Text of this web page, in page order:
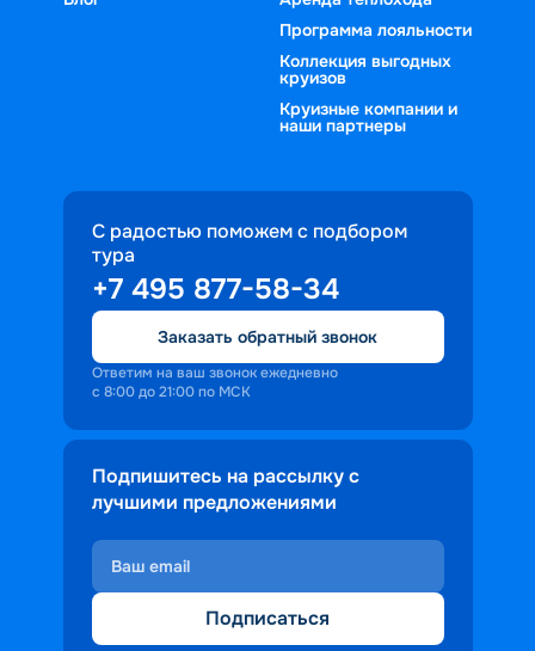
Программа лояльности
Коллекция выгодных
круизов
Круизные компании и
наши партнеры
С радостью поможем с подбором
тура
+7 495 877-58-34
Заказать обратный звонок
Ответим на ваш звонок ежедневно
с 8:00 до 21:00 по МСК
Подпишитесь на рассылку с
лучшими предложениями
Подписаться